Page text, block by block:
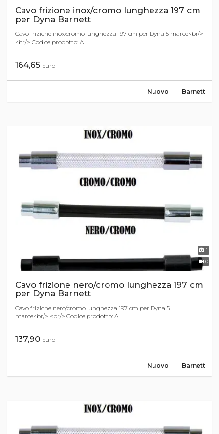
Cavo frizione inox/cromo lunghezza 197 cm
per Dyna Barnett
Cavo frizione inox/cromo lunghezza 197 cm per Dyna 5 marce<br/>
<br/> Codice prodotto: A...
164,65 euro
Barnett
Nuovo
1
0
Cavo frizione nero/cromo lunghezza 197 cm
per Dyna Barnett
Cavo frizione nero/cromo lunghezza 197 cm per Dyna 5
marce<br/> <br/> Codice prodotto: A...
137,90 euro
Barnett
Nuovo